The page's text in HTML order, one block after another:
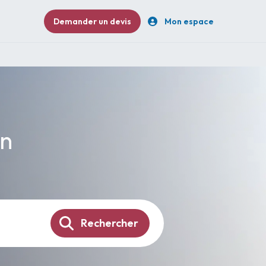
Demander un devis Mon espace
Rechercher